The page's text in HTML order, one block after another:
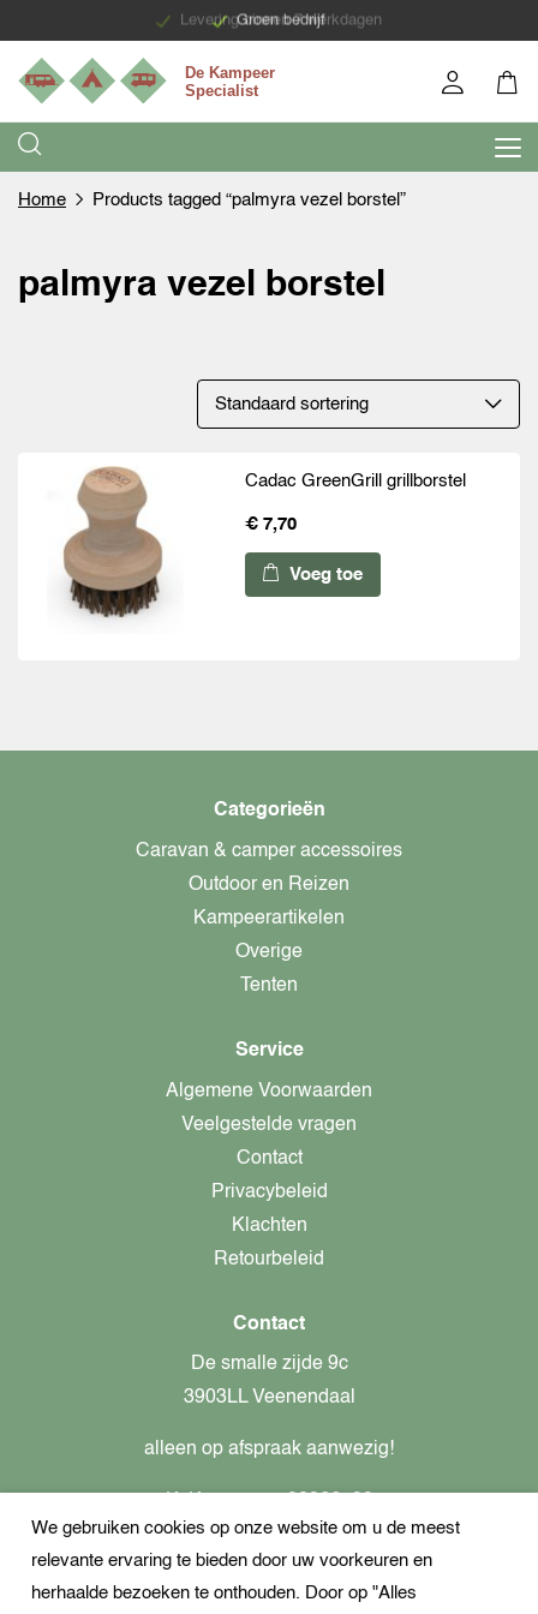
Groen bedrijf
Levering binnen 7 werkdagen
Home Products tagged “palmyra vezel borstel”
palmyra vezel borstel
Cadac GreenGrill grillborstel
€ 7,70
Voeg toe
Categorieën
Caravan & camper accessoires
Outdoor en Reizen
Kampeerartikelen
Overige
Tenten
Service
Algemene Voorwaarden
Veelgestelde vragen
Contact
Privacybeleid
Klachten
Retourbeleid
Contact
De smalle zijde 9c
3903LL Veenendaal
alleen op afspraak aanwezig!
Btw-nummer: nl862437301B01
+31621944547
We gebruiken cookies op onze website om u de meest
relevante ervaring te bieden door uw voorkeuren en
herhaalde bezoeken te onthouden. Door op "Alles